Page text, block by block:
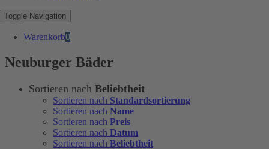
Toggle Navigation
Warenkorb0
Neuburger Bäder
Sortieren nach Beliebtheit
Sortieren nach Standardsortierung
Sortieren nach Name
Sortieren nach Preis
Sortieren nach Datum
Sortieren nach Beliebtheit